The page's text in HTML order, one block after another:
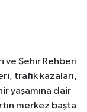
ve Şehir Rehberi
trafik kazaları,
yaşamına dair
merkez başta